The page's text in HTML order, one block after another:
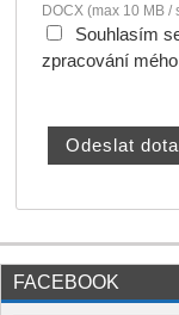
DOCX (max 10 MB
Souhlasím
zpracování
FACEBOOK